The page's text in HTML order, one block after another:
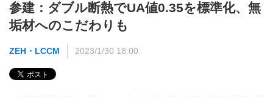
参建：ダブル断熱でUA値0.35を標準化、無
垢材へのこだわりも
ZEH・LCCM 2023/1/30 18:00